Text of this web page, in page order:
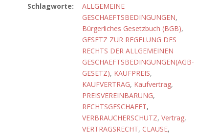
Schlagworte:
ALLGEMEINE
GESCHAEFTSBEDINGUNGEN,
Bürgerliches Gesetzbuch (BGB),
GESETZ ZUR REGELUNG DES
RECHTS DER ALLGEMEINEN
GESCHAEFTSBEDINGUNGEN(AGB-
GESETZ), KAUFPREIS,
KAUFVERTRAG, Kaufvertrag,
PREISVEREINBARUNG,
RECHTSGESCHAEFT,
VERBRAUCHERSCHUTZ, Vertrag,
VERTRAGSRECHT, CLAUSE,